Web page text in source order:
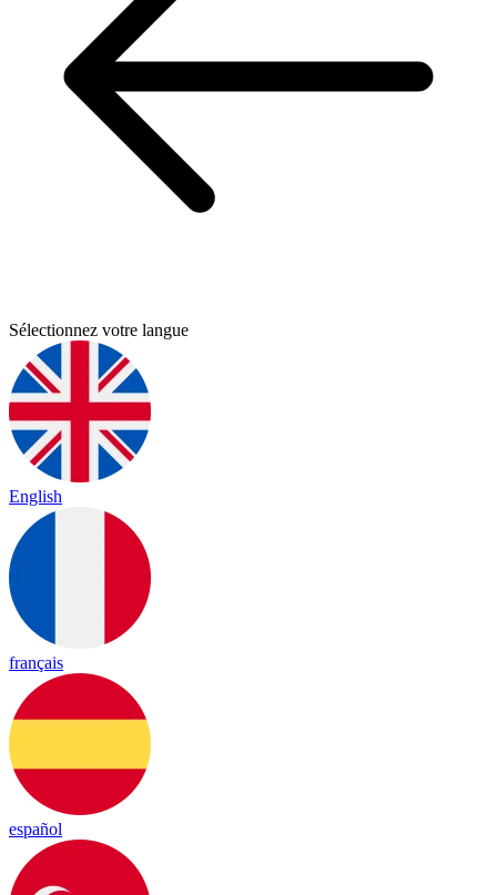
Sélectionnez votre langue
English
français
español